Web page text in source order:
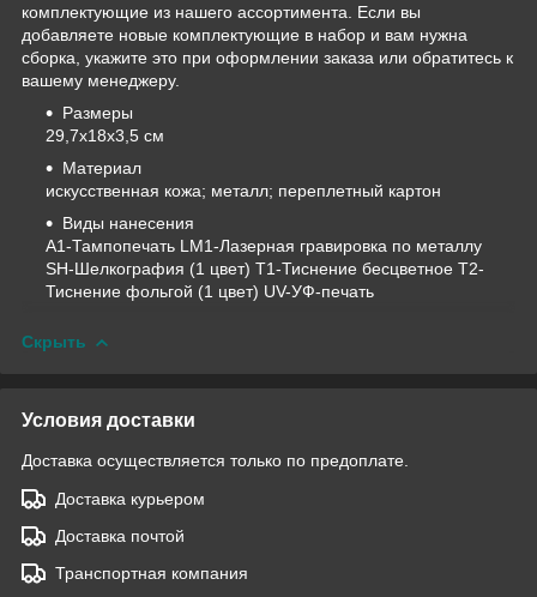
комплектующие из нашего ассортимента. Если вы
добавляете новые комплектующие в набор и вам нужна
сборка, укажите это при оформлении заказа или обратитесь к
вашему менеджеру.
Размеры
29,7х18х3,5 см
Материал
искусственная кожа; металл; переплетный картон
Виды нанесения
A1-Тампопечать LM1-Лазерная гравировка по металлу
SH-Шелкография (1 цвет) T1-Тиснение бесцветное T2-
Тиснение фольгой (1 цвет) UV-УФ-печать
Скрыть
Условия доставки
Доставка осуществляется только по предоплате.
Доставка курьером
Доставка почтой
Транспортная компания